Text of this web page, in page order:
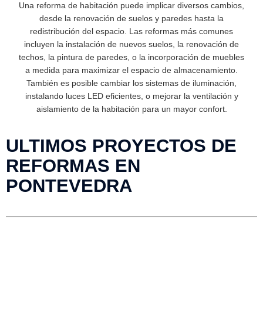
Una reforma de habitación puede implicar diversos cambios,
desde la renovación de suelos y paredes hasta la
redistribución del espacio. Las reformas más comunes
incluyen la instalación de nuevos suelos, la renovación de
techos, la pintura de paredes, o la incorporación de muebles
a medida para maximizar el espacio de almacenamiento.
También es posible cambiar los sistemas de iluminación,
instalando luces LED eficientes, o mejorar la ventilación y
aislamiento de la habitación para un mayor confort.
ULTIMOS PROYECTOS DE
REFORMAS EN
PONTEVEDRA